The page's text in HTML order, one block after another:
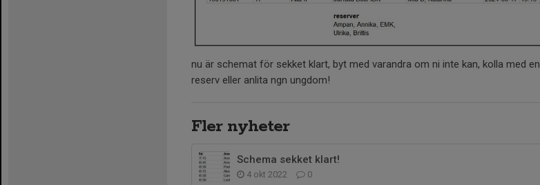
nu är schemat för sekket klart, byt med varandra om ni inte kan, kolla med en
reserv eller anlita ngn ungdom!
Fler nyheter
Schema sekket klart!
4 okt 2022 0